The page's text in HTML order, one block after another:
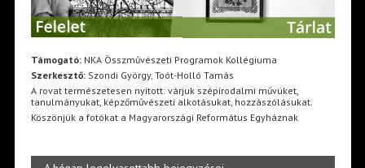
Támogató:NKA Összművészeti Programok Kollégiuma
Szerkesztő:Szondi György, Toót-Holló Tamás
A rovat természetesen nyitott: várjuk szépirodalmi művüket,
tanulmányukat, képzőművészeti alkotásukat, hozzászólásukat.
Köszönjük a fotókat a Magyarországi Református Egyháznak